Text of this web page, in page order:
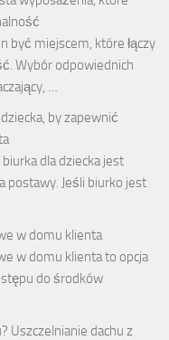
być miejscem, które łączy
Wybór odpowiednich
…
by zapewnić
dla dziecka jest
postawy. Jeśli biurko jest
w domu klienta
w domu klienta to opcja
do środków
Uszczelnianie dachu z